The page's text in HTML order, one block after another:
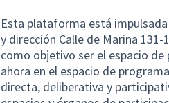
Esta plataforma está impulsada
y dirección Calle de Marina
como objetivo ser el espacio
ahora en el espacio de
directa, deliberativa y